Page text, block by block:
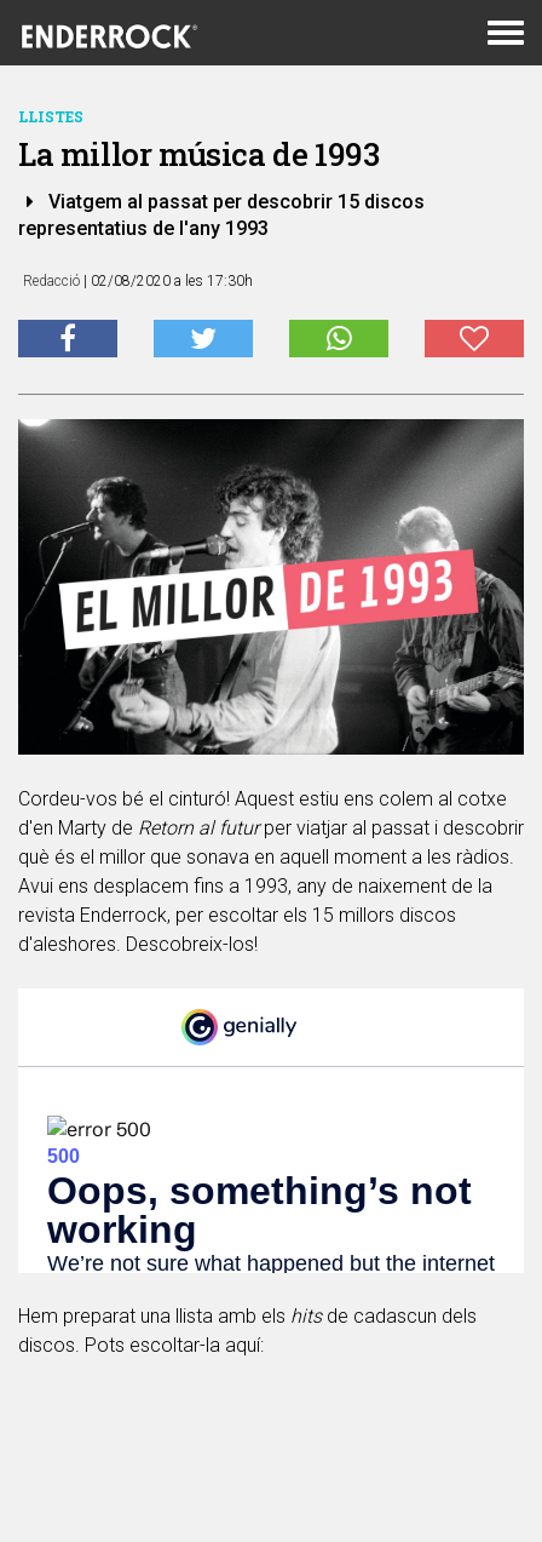
LLISTES
La millor música de 1993
Viatgem al passat per descobrir 15 discos
representatius de l'any 1993
Redacció | 02/08/2020 a les 17:30h
Cordeu-vos bé el cinturó! Aquest estiu ens colem al cotxe
d'en Marty de Retorn al futurper viatjar al passat i descobrir
què és el millor que sonava en aquell moment a les ràdios.
Avui ens desplacem fins a 1993, any de naixement de la
revista Enderrock, per escoltar els 15 millors discos
d'aleshores. Descobreix-los!
Hem preparat una llista amb els hitsde cadascun dels
discos. Pots escoltar-la aquí: